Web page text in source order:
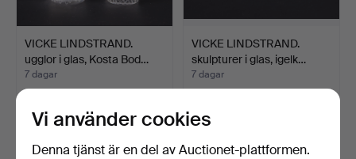
VICKE LINDSTRAND.
ugglor i glas, Kosta Bod…
7 dagar
2 bud
27 USD
VICKE LINDSTRAND.
skulpturer i glas, igelk…
7 dagar
Värdering
Vi använder cookies
Denna tjänst är en del av Auctionet-plattformen.